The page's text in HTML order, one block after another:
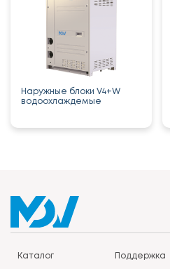
Наружные блоки V4+W
водоохлаждемые
Каталог Поддержка